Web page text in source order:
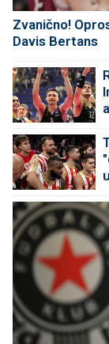
Zvanično!
Davis Bertans